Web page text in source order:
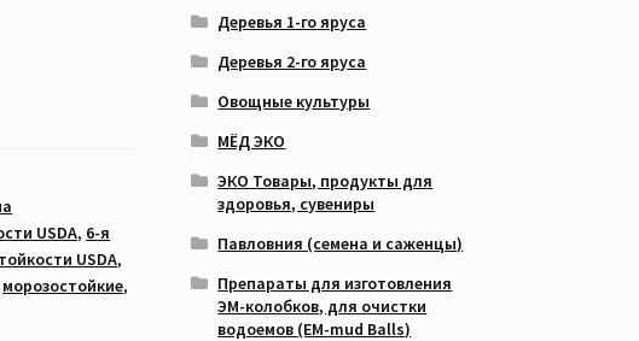
USDA, 6-я
USDA,
морозостойкие,
Деревья 1-го яруса
Деревья 2-го яруса
Овощные культуры
МЁД ЭКО
ЭКО Товары, продукты для
здоровья, сувениры
Павловния (семена и саженцы)
Препараты для изготовления
ЭМ-колобков, для очистки
водоемов (EM-mud Balls)